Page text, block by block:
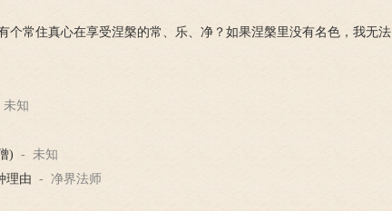
个常住真心在享受涅槃的常、乐、净？如果涅槃里没有名色，我无法
知
) - 未知
理由 - 净界法师